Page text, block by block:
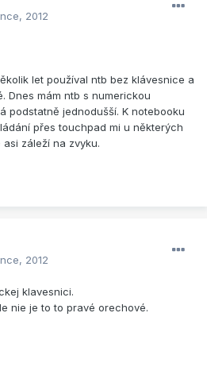
2012
let používal ntb bez klávesnice a
Dnes mám ntb s numerickou
podstatně jednodušší. K notebooku
přes touchpad mi u některých
záleží na zvyku.
2012
klavesnici.
nie je to to pravé orechové.